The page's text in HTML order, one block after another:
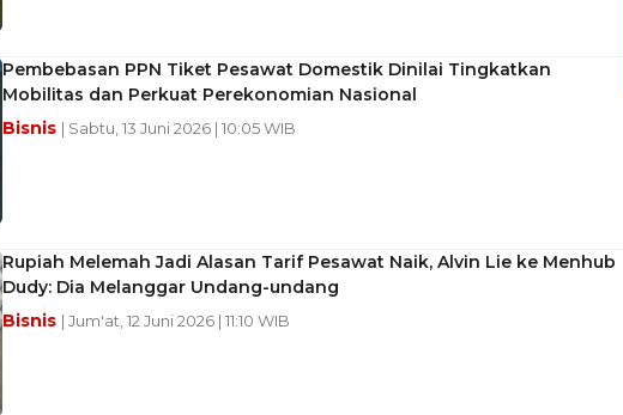
Pembebasan PPN Tiket Pesawat Domestik Dinilai Tingkatkan
Mobilitas dan Perkuat Perekonomian Nasional
Bisnis | Sabtu, 13 Juni 2026 | 10:05 WIB
Rupiah Melemah Jadi Alasan Tarif Pesawat Naik, Alvin Lie ke Menhub
Dudy: Dia Melanggar Undang-undang
Bisnis | Jum'at, 12 Juni 2026 | 11:10 WIB